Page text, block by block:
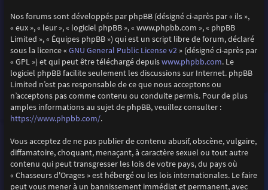
Nos forums sont développés par phpBB (désigné ci-après par « ils »,
« eux », « leur », « logiciel phpBB », « www.phpbb.com », « phpBB
Limited », « Équipes phpBB ») qui est un script libre de forum, déclaré
sous la licence « GNU General Public License v2» (désigné ci-après par
« GPL ») et qui peut être téléchargé depuiswww.phpbb.com. Le
logiciel phpBB facilite seulement les discussions sur Internet. phpBB
Limited n’est pas responsable de ce que nous acceptons ou
n’acceptons pas comme contenu ou conduite permis. Pour de plus
amples informations au sujet de phpBB, veuillez consulter :
https://www.phpbb.com/.
Vous acceptez de ne pas publier de contenu abusif, obscène, vulgaire,
diffamatoire, choquant, menaçant, à caractère sexuel ou tout autre
contenu qui peut transgresser les lois de votre pays, du pays où
« Chasseurs d'Orages » est hébergé ou les lois internationales. Le faire
peut vous mener à un bannissement immédiat et permanent, avec